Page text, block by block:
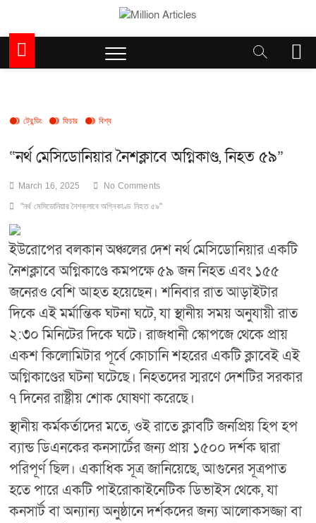
contentMillion Articles
M
e
ট্রেন্ডিং ফিচার বিশ্ব
“নর্থ মেসিডোনিয়ার নৈশক্লাবে অগ্নিকাণ্ড, নিহত ৫৯”
March 16, 2025 No Comments
"নর্থ মেসিডোনিয়ার নৈশক্লাবে অগ্নিকাণ্ড নিহত ৫৯"
ইউরোপের বলকান অঞ্চলের দেশ নর্থ মেসিডোনিয়ার একটি
নৈশক্লাবে অগ্নিকাণ্ডে কমপক্ষে ৫৯ জন নিহত এবং ১৫৫
জনেরও বেশি আহত হয়েছেন। শনিবার রাত আড়াইটার
দিকে এই মর্মান্তিক ঘটনা ঘটে, যা স্থানীয় সময় অনুযায়ী রাত
২:৩০ মিনিটের দিকে ঘটে। রাজধানী স্কোপজে থেকে প্রায়
একশ কিলোমিটার পূর্বে কোচানি শহরের একটি ক্লাবেই এই
অগ্নিকাণ্ডের ঘটনা ঘটেছে। নিহতদের স্মরণে দেশটির সরকার
৭ দিনের রাষ্ট্রীয় শোক ঘোষণা করেছে।
স্থানীয় কর্মকর্তাদের মতে, ওই রাতে ক্লাবটি জনপ্রিয় হিপ হপ
ব্যান্ড ডিএনকের কনসার্টের জন্য প্রায় ১৫০০ দর্শক দ্বারা
পরিপূর্ণ ছিল। একাধিক সূত্র জানিয়েছে, আগুনের সূত্রপাত
হতে পারে একটি পাইরোকাইনেটিক ডিভাইস থেকে, যা
কনসার্ট বা অন্যান্য অনুষ্ঠানে দর্শকদের জন্য আলোকসজ্জা বা